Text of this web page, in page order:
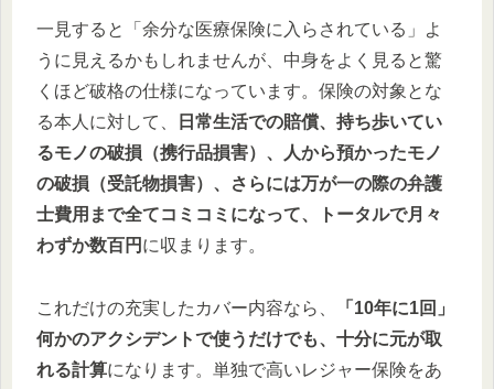
一見すると「余分な医療保険に入らされている」よ
うに見えるかもしれませんが、中身をよく見ると驚
くほど破格の仕様になっています。保険の対象とな
る本人に対して、
日常生活での賠償、持ち歩いてい
るモノの破損（携行品損害）、人から預かったモノ
の破損（受託物損害）、さらには万が一の際の弁護
士費用まで全てコミコミになって、トータルで月々
わずか数百円 に収まります。
これだけの充実したカバー内容なら、
「10年に1回」
何かのアクシデントで使うだけでも、十分に元が取
れる計算になります。単独で高いレジャー保険をあ